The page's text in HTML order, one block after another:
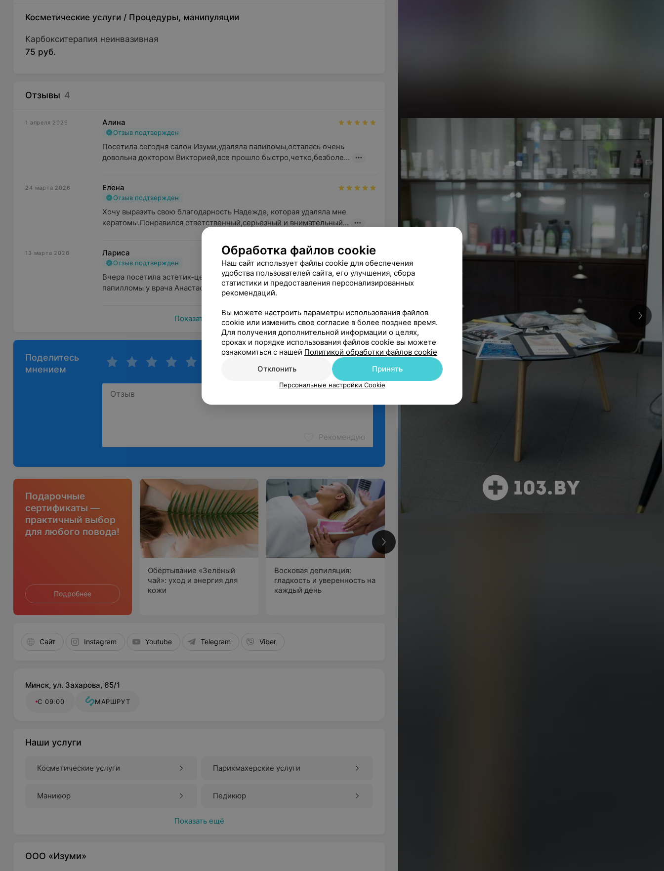
Косметические услуги / Процедуры, манипуляции
Карбокситерапия неинвазивная
75 руб.
Отзывы 4
1 апреля 2026 Алина
Отзыв подтвержден
Посетила сегодня салон Изуми,удаляла папиломы,осталась очень
довольна доктором Викторией,все прошло быстро,четко,безболе...
24 марта 2026 Елена
Отзыв подтвержден
Хочу выразить свою благодарность Надежде, которая удаляла мне
кератомы.Понравился ответственный,серьезный и внимательный...
13 марта 2026 Лариса
Отзыв подтвержден
Вчера посетила эстетик-центр "Изуми" первый раз. Удаляла
папилломы у врача Анастасии. Прием в чётко назначенное время, В...
Показать ещё
Поделитесь
мнением
Рекомендую
Подарочные
сертификаты —
практичный выбор
для любого повода!
Подробнее
Обёртывание «Зелёный
чай»: уход и энергия для
кожи
Восковая депиляция:
гладкость и уверенность на
каждый день
Сайт Instagram Youtube Telegram Viber
Минск, ул. Захарова, 65/1
С 09:00 МАРШРУТ
Наши услуги
Косметические услуги Парикмахерские услуги
Маникюр Педикюр
Показать ещё
ООО «Изуми»
Обработка файлов cookie
Наш сайт использует файлы cookie для обеспечения
удобства пользователей сайта, его улучшения, сбора
статистики и предоставления персонализированных
рекомендаций.
Вы можете настроить параметры использования файлов
cookie или изменить свое согласие в более позднее время.
Для получения дополнительной информации о целях,
сроках и порядке использования файлов cookie вы можете
ознакомиться с нашей Политикой обработки файлов cookie
Отклонить
Принять
Персональные настройки Cookie